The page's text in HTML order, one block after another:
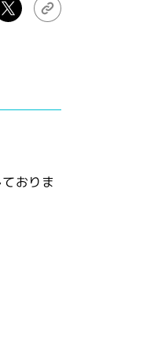
おりま